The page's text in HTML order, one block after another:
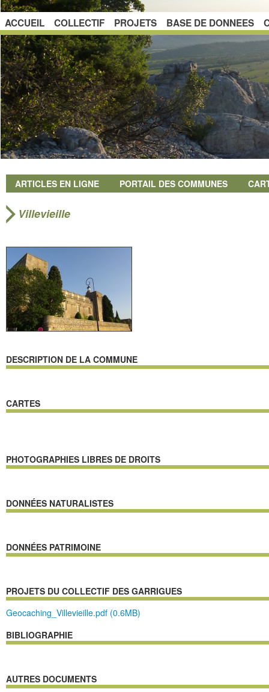
ACCUEIL COLLECTIF PROJETS BASE DE DONNEES
ARTICLES EN LIGNE PORTAIL DES COMMUNES
Villevieille
DESCRIPTION DE LA COMMUNE
CARTES
PHOTOGRAPHIES LIBRES DE DROITS
DONNÉES NATURALISTES
DONNÉES PATRIMOINE
PROJETS DU COLLECTIF DES GARRIGUES
Geocaching_Villevieille.pdf (0.6MB)
BIBLIOGRAPHIE
AUTRES DOCUMENTS